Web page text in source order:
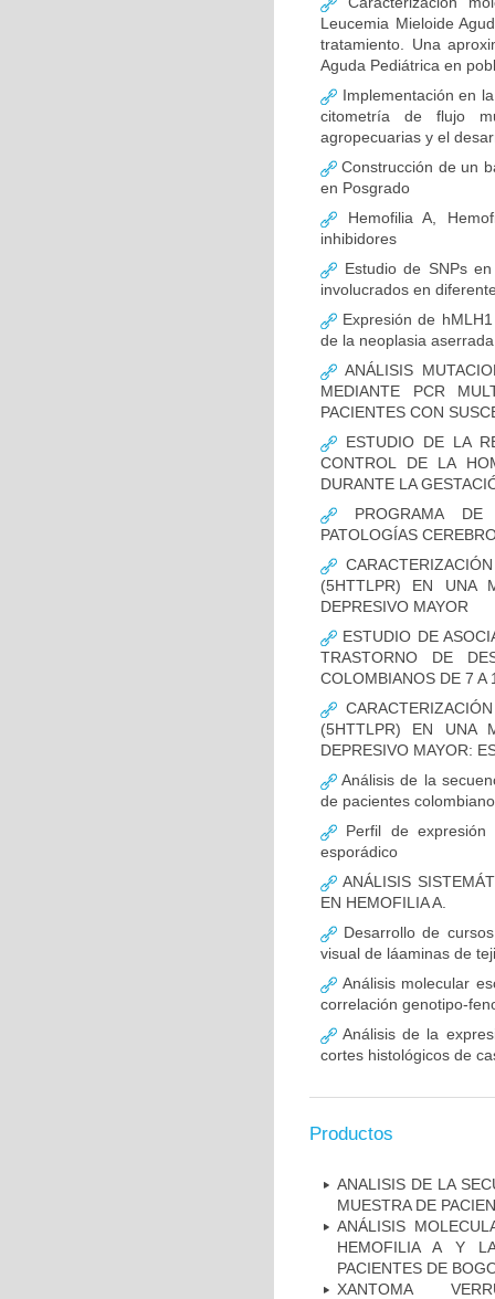
Leucemia Mieloide
tratamiento. Una
Aguda Pediátrica en
Implementación en
citometría de flujo
agropecuarias y el
Construcción de un
en Posgrado
Hemofilia A,
inhibidores
Estudio de SNPs
involucrados en
Expresión de
de la neoplasia
ANÁLISIS
MEDIANTE PCR
PACIENTES CON
ESTUDIO DE LA
CONTROL DE LA
DURANTE LA
PROGRAMA DE
PATOLOGÍAS
(5HTTLPR) EN UNA
DEPRESIVO MAYOR
ESTUDIO DE
TRASTORNO DE
COLOMBIANOS DE 7 A
(5HTTLPR) EN UNA
DEPRESIVO MAYOR:
Análisis de la
de pacientes
Perfil de expresión
esporádico
ANÁLISIS
EN HEMOFILIA A.
Desarrollo de
visual de láaminas de
Análisis molecular
correlación genotipo-
Análisis de la
cortes histológicos de
Productos
ANALISIS DE LA
MUESTRA DE
ANÁLISIS
HEMOFILIA A Y
PACIENTES DE
XANTOMA